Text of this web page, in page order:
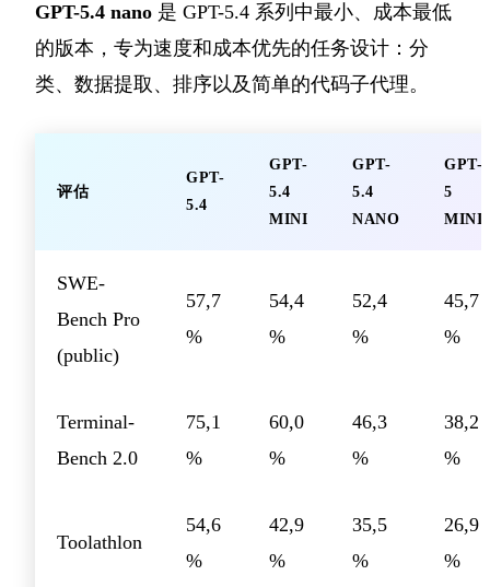
GPT-5.4 nano 是 GPT-5.4 系列中最小、成本最低
的版本，专为速度和成本优先的任务设计：分
类、数据提取、排序以及简单的代码子代理。
评估
GPT-
5.4
GPT-
5.4
MINI
GPT-
5.4
NANO
GPT-
5
MINI
SWE-
Bench Pro
(public)
57,7
%
54,4
%
52,4
%
45,7
%
Terminal-
Bench 2.0
75,1
%
60,0
%
46,3
%
38,2
%
Toolathlon
54,6
%
42,9
%
35,5
%
26,9
%